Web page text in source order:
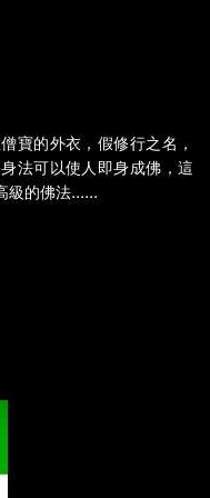
寶的外衣，假修行之名，
法可以使人即身成佛，這
級的佛法......